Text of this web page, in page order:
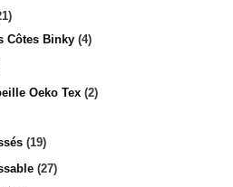
Côtes Binky 4
Oeko Tex 2
19
27